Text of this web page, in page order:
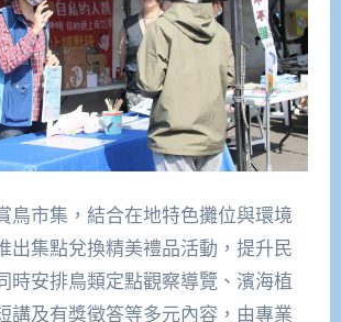
鳥市集，結合在地特色攤位與環境
出集點兌換精美禮品活動，提升民
時安排鳥類定點觀察導覽、濱海植
講及有獎徵答等多元內容，由專業